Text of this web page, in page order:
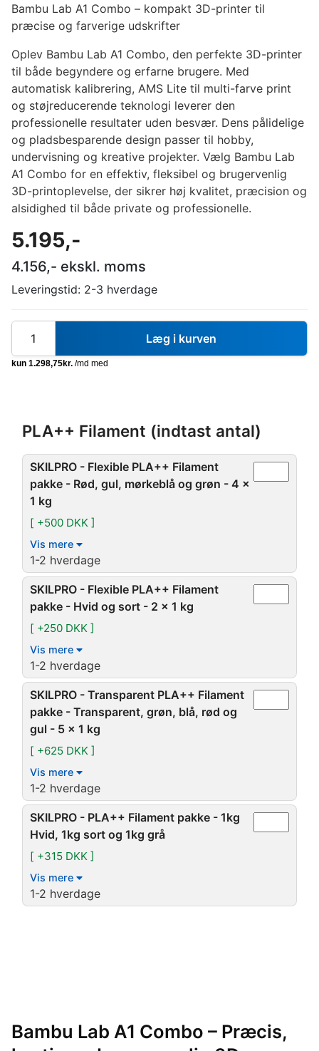
Bambu Lab A1 Combo – kompakt 3D-printer til
præcise og farverige udskrifter
Oplev Bambu Lab A1 Combo, den perfekte 3D-printer
til både begyndere og erfarne brugere. Med
automatisk kalibrering, AMS Lite til multi-farve print
og støjreducerende teknologi leverer den
professionelle resultater uden besvær. Dens pålidelige
og pladsbesparende design passer til hobby,
undervisning og kreative projekter. Vælg Bambu Lab
A1 Combo for en effektiv, fleksibel og brugervenlig
3D-printoplevelse, der sikrer høj kvalitet, præcision og
alsidighed til både private og professionelle.
5.195,-
4.156,- ekskl. moms
Leveringstid: 2-3 hverdage
Læg i kurven
PLA++ Filament (indtast antal)
SKILPRO - Flexible PLA++ Filament
pakke - Rød, gul, mørkeblå og grøn - 4 x
1 kg
[ +500 DKK ]
Vis mere
1-2 hverdage
SKILPRO - Flexible PLA++ Filament
pakke - Hvid og sort - 2 x 1 kg
[ +250 DKK ]
Vis mere
1-2 hverdage
SKILPRO - Transparent PLA++ Filament
pakke - Transparent, grøn, blå, rød og
gul - 5 x 1 kg
[ +625 DKK ]
Vis mere
1-2 hverdage
SKILPRO - PLA++ Filament pakke - 1kg
Hvid, 1kg sort og 1kg grå
[ +315 DKK ]
Vis mere
1-2 hverdage
Bambu Lab A1 Combo – Præcis,